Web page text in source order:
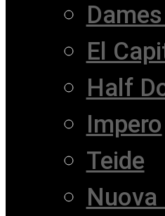
El
Half
Impero
Teide
Nuova